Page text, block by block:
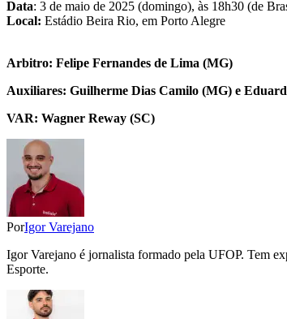
Data: 3 de maio de 2025 (domingo), às 18h30 (de
Local: Estádio Beira Rio, em Porto Alegre
Arbitro: Felipe Fernandes de Lima (MG)
Auxiliares: Guilherme Dias Camilo (MG) e
VAR: Wagner Reway (SC)
PorIgor Varejano
Igor Varejano é jornalista formado pela UFOP. Tem
Esporte.